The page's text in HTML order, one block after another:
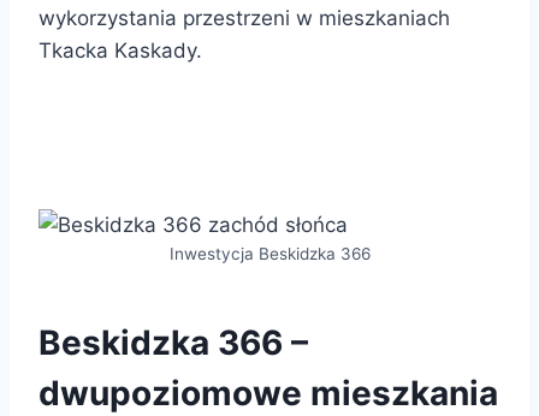
wykorzystania przestrzeni w mieszkaniach
Tkacka Kaskady.
Inwestycja Beskidzka 366
Beskidzka 366 –
dwupoziomowe mieszkania